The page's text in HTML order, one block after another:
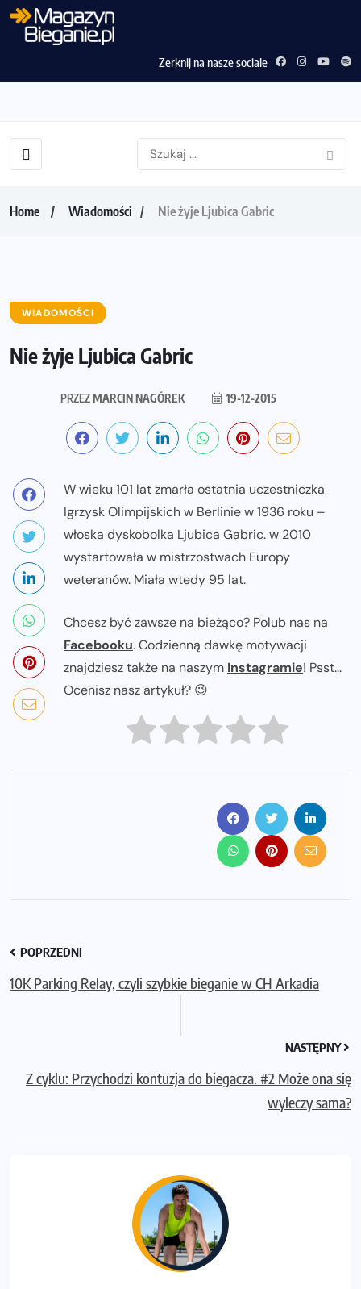
Zerknij na nasze sociale
Home Wiadomości Nie żyje Ljubica Gabric
WIADOMOŚCI
Nie żyje Ljubica Gabric
PRZEZMARCIN NAGÓREK 19-12-2015
W wieku 101 lat zmarła ostatnia uczestniczka
Igrzysk Olimpijskich w Berlinie w 1936 roku –
włoska dyskobolka Ljubica Gabric. w 2010
wystartowała w mistrzostwach Europy
weteranów. Miała wtedy 95 lat.
Chcesz być zawsze na bieżąco? Polub nas na
Facebooku. Codzienną dawkę motywacji
znajdziesz także na naszym Instagramie! Psst...
Ocenisz nasz artykuł? 😉
POPRZEDNI
10K Parking Relay, czyli szybkie bieganie w CH Arkadia
NASTĘPNY
Z cyklu: Przychodzi kontuzja do biegacza. #2 Może ona się
wyleczy sama?